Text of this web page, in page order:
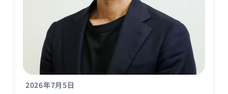
2026年7月5日